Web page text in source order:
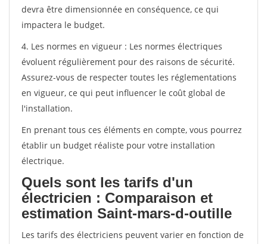
devra être dimensionnée en conséquence, ce qui
impactera le budget.
4. Les normes en vigueur : Les normes électriques
évoluent régulièrement pour des raisons de sécurité.
Assurez-vous de respecter toutes les réglementations
en vigueur, ce qui peut influencer le coût global de
l'installation.
En prenant tous ces éléments en compte, vous pourrez
établir un budget réaliste pour votre installation
électrique.
Quels sont les tarifs d'un
électricien : Comparaison et
estimation Saint-mars-d-outille
Les tarifs des électriciens peuvent varier en fonction de